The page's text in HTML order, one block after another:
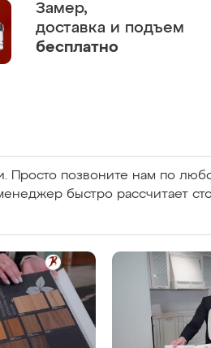
Замер,
доставка и подъем
бесплатно
Просто позвоните нам по
быстро рассчитает